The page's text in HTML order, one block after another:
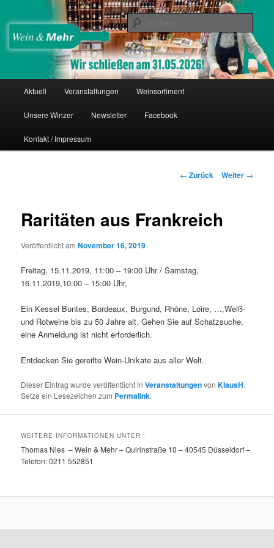
Inhalt
wechseln
Wein & Mehr
Thomas Nies
Aktuell Veranstaltungen Weinsortiment
Unsere Winzer Newsletter Facebook
Kontakt / Impressum
Beitrags-
← Zurück Weiter →
Raritäten aus Frankreich
Veröffentlicht amNovember 16, 2019
Freitag, 15.11.2019, 11:00 – 19:00 Uhr / Samstag,
16.11.2019,10:00 – 15:00 Uhr,
Ein Kessel Buntes, Bordeaux, Burgund, Rhône, Loire, …,Weiß-
und Rotweine bis zu 50 Jahre alt. Gehen Sie auf Schatzsuche,
eine Anmeldung ist nicht erforderlich.
Entdecken Sie gereifte Wein-Unikate aus aller Welt.
Dieser Eintrag wurde veröffentlicht inVeranstaltungenvonKlausH.
Setze ein Lesezeichen zum Permalink.
WEITERE INFORMATIONEN UNTER :
Thomas Nies – Wein & Mehr – Quirinstraße 10 – 40545 Düsseldorf –
Telefon: 0211 552851